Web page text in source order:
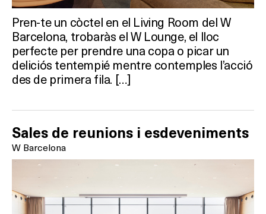
Què vols fer?
HOTELS
TERRASSES
Pren-te un còctel en el Living Room del W
Barcelona, trobaràs el W Lounge, el lloc
perfecte per prendre una copa o picar un
deliciós tentempié mentre contemples l’acció
des de primera fila. […]
Sales de reunions i esdeveniments
W Barcelona